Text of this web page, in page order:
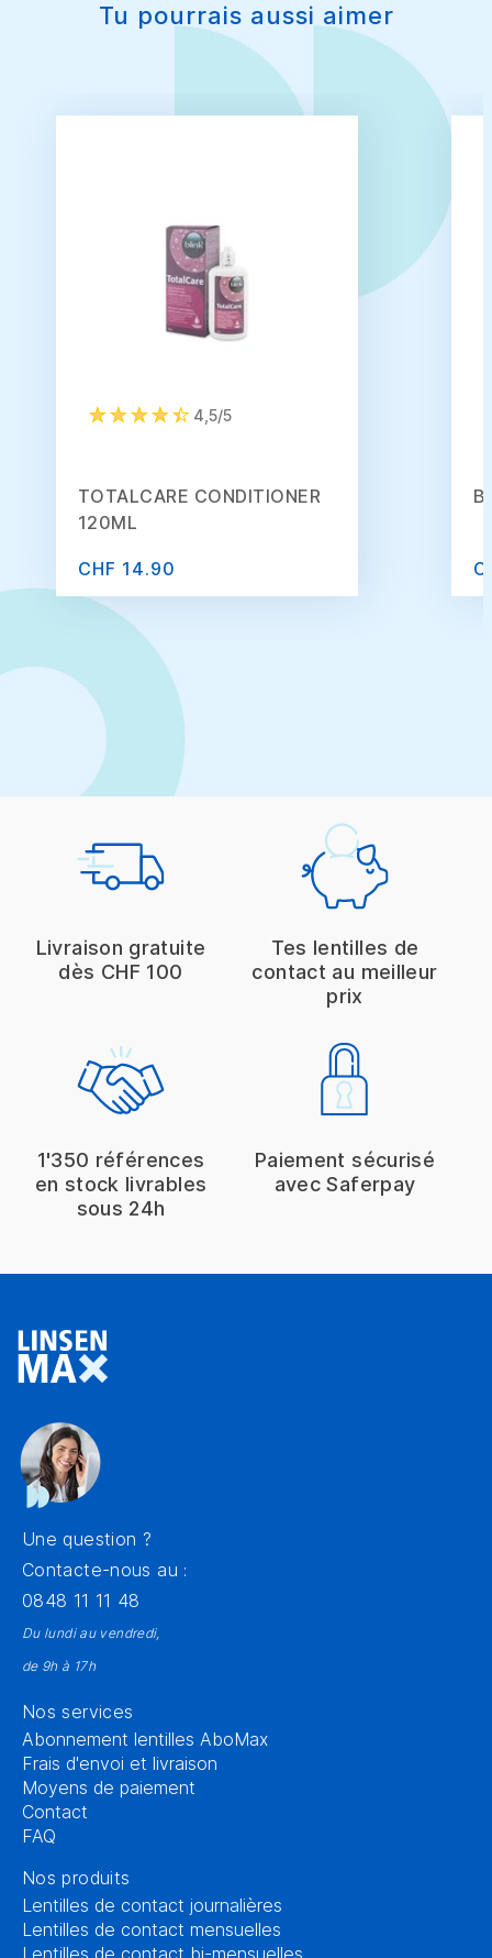
Tu pourrais aussi aimer
4,5/5
TOTALCARE CONDITIONER
120ML
CHF 14.90
Livraison gratuite
dès CHF 100
Tes lentilles de
contact au meilleur
prix
1'350 références
en stock livrables
sous 24h
Paiement sécurisé
avec Saferpay
Une question ?
Contacte-nous au :
0848 11 11 48
Du lundi au vendredi,
de 9h à 17h
Nos services
Abonnement lentilles AboMax
Frais d'envoi et livraison
Moyens de paiement
Contact
FAQ
Nos produits
Lentilles de contact journalières
Lentilles de contact mensuelles
Lentilles de contact bi-mensuelles